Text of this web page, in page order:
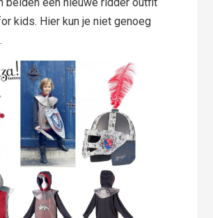
kids. Hier kun je niet genoeg